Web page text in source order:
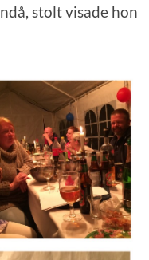
stolt visade hon